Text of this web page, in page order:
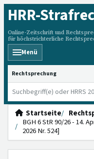
HRR-
Online-Zeitschrift und
für höchstrichterliche
Menü
HRRS durchsuchen
Startseite
BGH 6 StR 90/26 - 14.
2026 Nr. 524]